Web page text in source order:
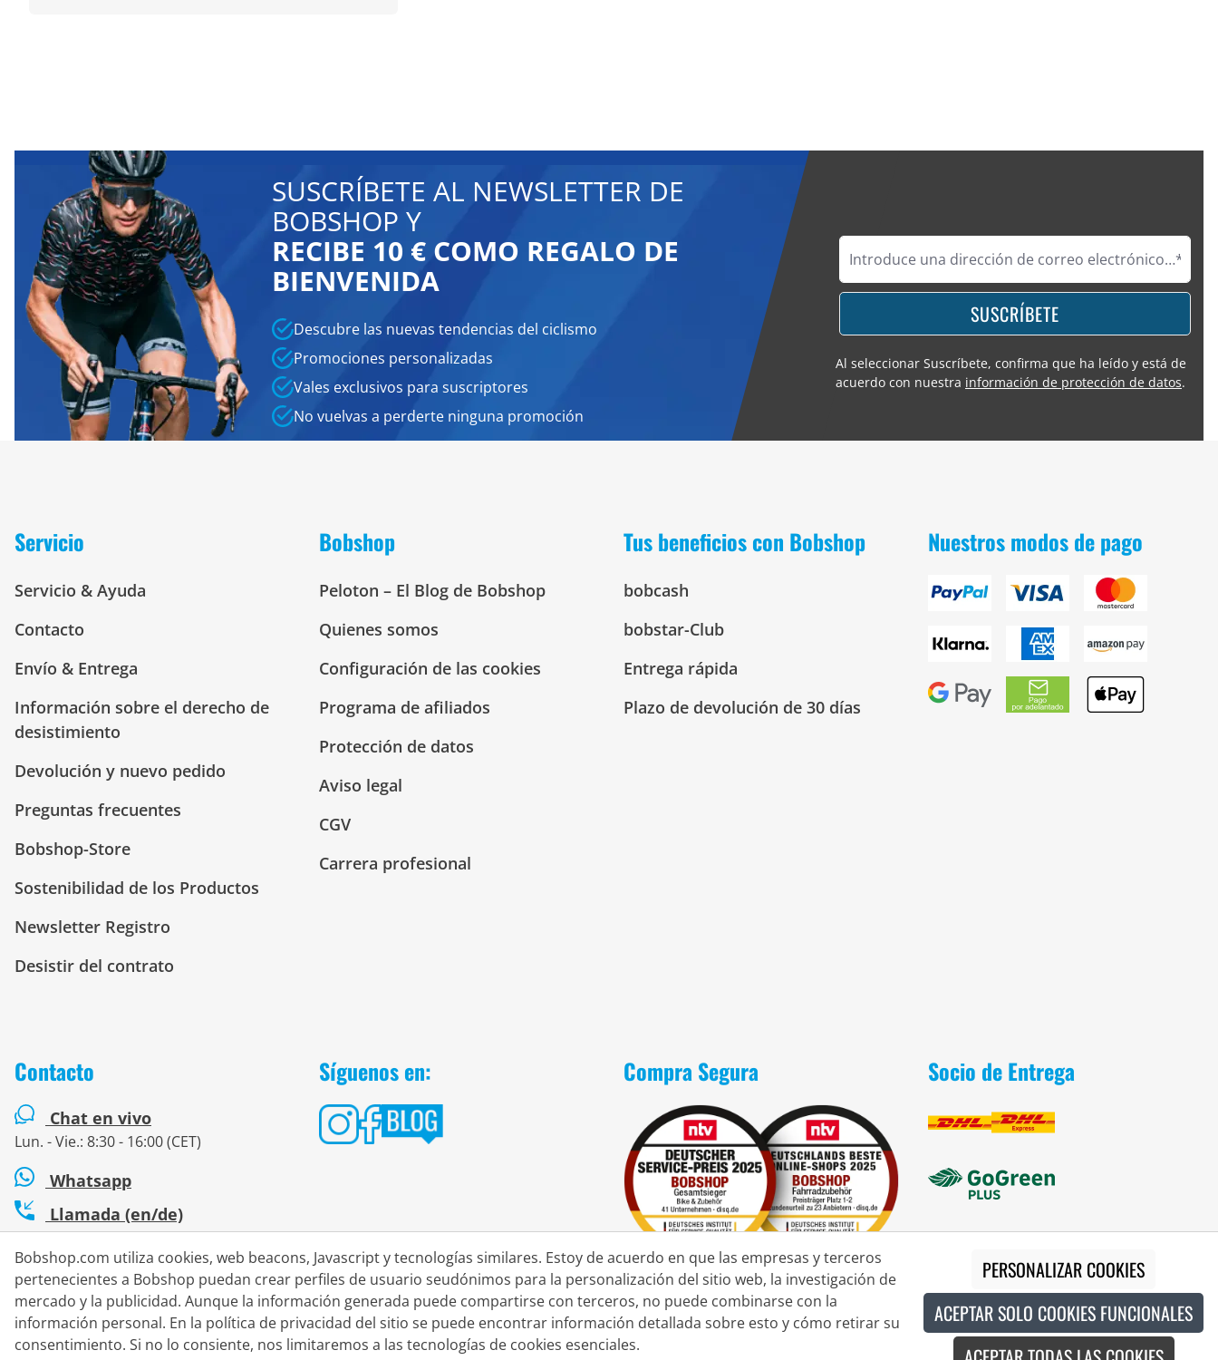
SUSCRÍBETE AL NEWSLETTER DE
BOBSHOP Y
RECIBE 10 € COMO REGALO DE
BIENVENIDA
Descubre las nuevas tendencias del ciclismo
Promociones personalizadas
Vales exclusivos para suscriptores
No vuelvas a perderte ninguna promoción
SUSCRÍBETE
Al seleccionar Suscríbete, confirma que ha leído y está de
acuerdo con nuestra información de protección de datos.
Servicio
Servicio & Ayuda
Contacto
Envío & Entrega
Información sobre el derecho de
desistimiento
Devolución y nuevo pedido
Preguntas frecuentes
Bobshop-Store
Sostenibilidad de los Productos
Newsletter Registro
Desistir del contrato
Bobshop
Peloton – El Blog de Bobshop
Quienes somos
Configuración de las cookies
Programa de afiliados
Protección de datos
Aviso legal
CGV
Carrera profesional
Tus beneficios con Bobshop
bobcash
bobstar-Club
Entrega rápida
Plazo de devolución de 30 días
Nuestros modos de pago
Contacto
Chat en vivo
Lun. - Vie.: 8:30 - 16:00 (CET)
Whatsapp
Llamada (en/de)
Formulario de contacto
Síguenos en: Compra Segura Socio de Entrega
Los precios tachados corresponden a nuestros precios de lanzamiento para la temporada actual.
Bobshop.com utiliza cookies, web beacons, Javascript y tecnologías similares. Estoy de acuerdo en que las empresas y terceros
pertenecientes a Bobshop puedan crear perfiles de usuario seudónimos para la personalización del sitio web, la investigación de
mercado y la publicidad. Aunque la información generada puede compartirse con terceros, no puede combinarse con la
información personal. En la política de privacidad del sitio se puede encontrar información detallada sobre esto y cómo retirar su
consentimiento. Si no lo consiente, nos limitaremos a las tecnologías de cookies esenciales.
PERSONALIZAR COOKIES
ACEPTAR SOLO COOKIES FUNCIONALES